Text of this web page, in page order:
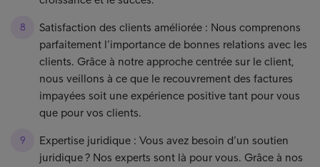
Satisfaction des clients améliorée : Nous comprenons
parfaitement l’importance de bonnes relations avec les
clients. Grâce à notre approche centrée sur le client,
nous veillons à ce que le recouvrement des factures
impayées soit une expérience positive tant pour vous
que pour vos clients.
Expertise juridique : Vous avez besoin d’un soutien
juridique ? Nos experts sont là pour vous. Grâce à nos